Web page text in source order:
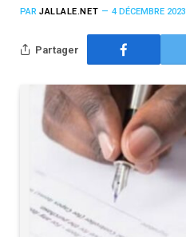
PAR JALLALE.NET 4 DÉCEMBRE 2023
Partager